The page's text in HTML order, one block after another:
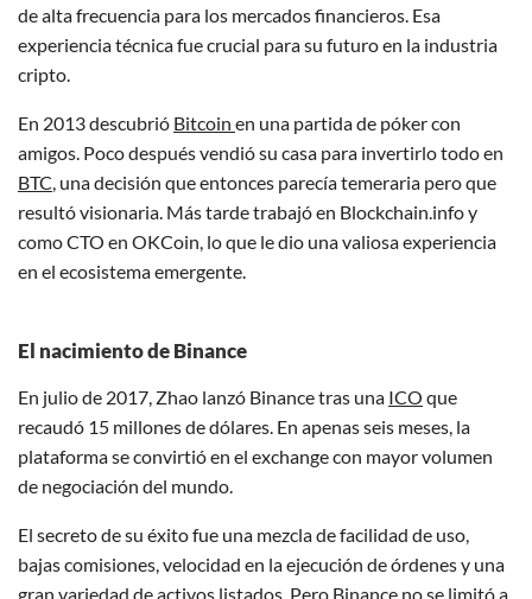
de alta frecuencia para los mercados financieros. Esa
experiencia técnica fue crucial para su futuro en la industria
cripto.
En 2013 descubrió Bitcoin en una partida de póker con
amigos. Poco después vendió su casa para invertirlo todo en
BTC, una decisión que entonces parecía temeraria pero que
resultó visionaria. Más tarde trabajó en Blockchain.info y
como CTO en OKCoin, lo que le dio una valiosa experiencia
en el ecosistema emergente.
El nacimiento de Binance
En julio de 2017, Zhao lanzó Binance tras una ICO que
recaudó 15 millones de dólares. En apenas seis meses, la
plataforma se convirtió en el exchange con mayor volumen
de negociación del mundo.
El secreto de su éxito fue una mezcla de facilidad de uso,
bajas comisiones, velocidad en la ejecución de órdenes y una
gran variedad de activos listados. Pero Binance no se limitó a